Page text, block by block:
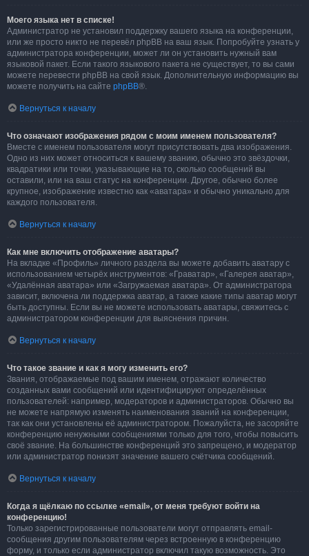
Моего языка нет в списке!
Администратор не установил поддержку вашего языка на конференции,
или же просто никто не перевёл phpBB на ваш язык. Попробуйте узнать у
администратора конференции, может ли он установить нужный вам
языковой пакет. Если такого языкового пакета не существует, то вы сами
можете перевести phpBB на свой язык. Дополнительную информацию вы
можете получить на сайте phpBB®.
Вернуться к началу
Что означают изображения рядом с моим именем пользователя?
Вместе с именем пользователя могут присутствовать два изображения.
Одно из них может относиться к вашему званию, обычно это звёздочки,
квадратики или точки, указывающие на то, сколько сообщений вы
оставили, или на ваш статус на конференции. Другое, обычно более
крупное, изображение известно как «аватара» и обычно уникально для
каждого пользователя.
Вернуться к началу
Как мне включить отображение аватары?
На вкладке «Профиль» личного раздела вы можете добавить аватару с
использованием четырёх инструментов: «Граватар», «Галерея аватар»,
«Удалённая аватара» или «Загружаемая аватара». От администратора
зависит, включена ли поддержка аватар, а также какие типы аватар могут
быть доступны. Если вы не можете использовать аватары, свяжитесь с
администратором конференции для выяснения причин.
Вернуться к началу
Что такое звание и как я могу изменить его?
Звания, отображаемые под вашим именем, отражают количество
созданных вами сообщений или идентифицируют определённых
пользователей: например, модераторов и администраторов. Обычно вы
не можете напрямую изменять наименования званий на конференции,
так как они установлены её администратором. Пожалуйста, не засоряйте
конференцию ненужными сообщениями только для того, чтобы повысить
своё звание. На большинстве конференций это запрещено, и модератор
или администратор понизят значение вашего счётчика сообщений.
Вернуться к началу
Когда я щёлкаю по ссылке «email», от меня требуют войти на
конференцию!
Только зарегистрированные пользователи могут отправлять email-
сообщения другим пользователям через встроенную в конференцию
форму, и только если администратор включил такую возможность. Это